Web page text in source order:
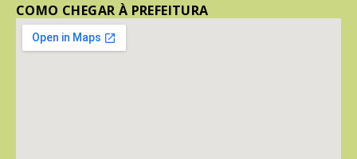
COMO CHEGAR À PREFEITURA